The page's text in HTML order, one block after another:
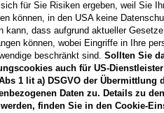
Händler
** Freibleibendes
Vertragsgebühr EUR
freut sich darauf, Ihnen ein
für Sie Risiken ergeben, weil Sie
können, in den USA keine
kann, dass aufgrund aktueller
können, wobei Eingriffe in Ihre
beschränkt sind. Sollten Sie
auch für US-
1 lit a) DSGVO der Übermittlung
Daten zu. Details zu
finden Sie in den Cookie-